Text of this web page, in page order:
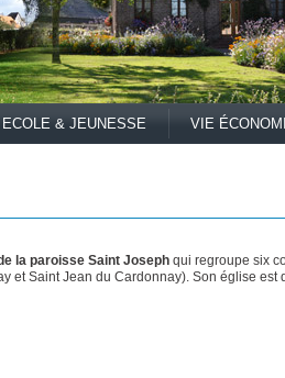
ECOLE & JEUNESSE VIE
la paroisse Saint Joseph qui regroupe six
et Saint Jean du Cardonnay). Son église est